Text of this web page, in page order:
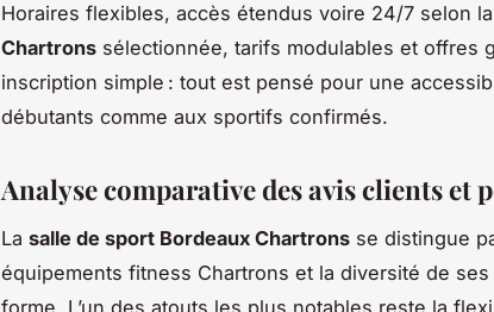
Horaires flexibles, accès étendus voire 24/7 selon la
Chartrons sélectionnée, tarifs modulables et offres
inscription simple : tout est pensé pour une
débutants comme aux sportifs confirmés.
Analyse comparative des avis clients et
La salle de sport Bordeaux Chartrons se distingue
équipements fitness Chartrons et la diversité de